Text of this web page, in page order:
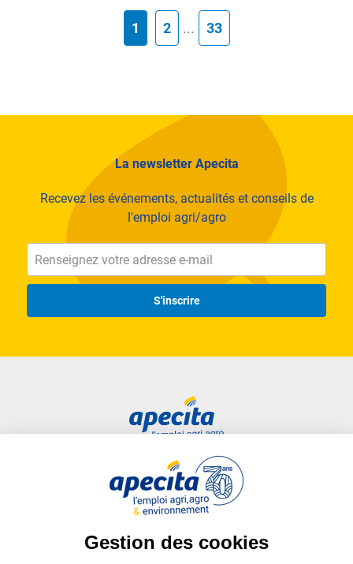
1 2 ... 33
La newsletter Apecita
Recevez les événements, actualités et conseils de
l'emploi agri/agro
S'inscrire
Liens utiles
Plan du site